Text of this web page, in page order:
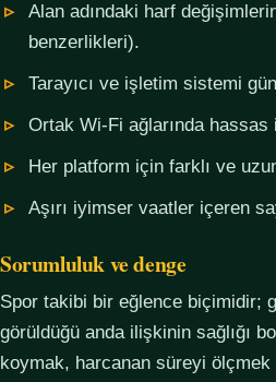
Alan adındaki harf
benzerlikleri).
Tarayıcı ve işletim sistemi
Ortak Wi-Fi ağlarında hassas
Her platform için farklı ve
Aşırı iyimser vaatler içeren
Sorumluluk ve denge
Spor takibi bir eğlence biçimidir;
görüldüğü anda ilişkinin sağlığı
koymak, harcanan süreyi ölçmek